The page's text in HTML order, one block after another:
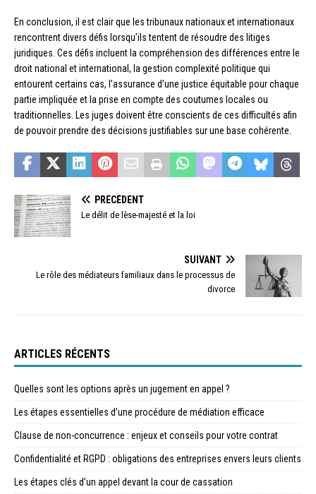
En conclusion, il est clair que les tribunaux nationaux et internationaux
rencontrent divers défis lorsqu’ils tentent de résoudre des litiges
juridiques. Ces défis incluent la compréhension des différences entre le
droit national et international, la gestion complexité politique qui
entourent certains cas, l’assurance d’une justice équitable pour chaque
partie impliquée et la prise en compte des coutumes locales ou
traditionnelles. Les juges doivent être conscients de ces difficultés afin
de pouvoir prendre des décisions justifiables sur une base cohérente.
PRÉCÉDENT
Le délit de lèse-majesté et la loi
SUIVANT
Le rôle des médiateurs familiaux dans le processus de
divorce
ARTICLES RÉCENTS
Quelles sont les options après un jugement en appel ?
Les étapes essentielles d’une procédure de médiation efficace
Clause de non-concurrence : enjeux et conseils pour votre contrat
Confidentialité et RGPD : obligations des entreprises envers leurs clients
Les étapes clés d’un appel devant la cour de cassation